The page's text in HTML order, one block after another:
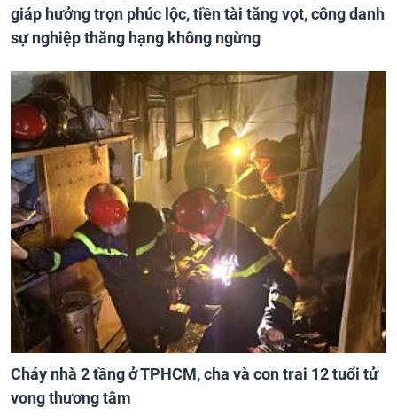
giáp hưởng trọn phúc lộc, tiền tài tăng vọt, công danh
sự nghiệp thăng hạng không ngừng
Cháy nhà 2 tầng ở TPHCM, cha và con trai 12 tuổi tử
vong thương tâm